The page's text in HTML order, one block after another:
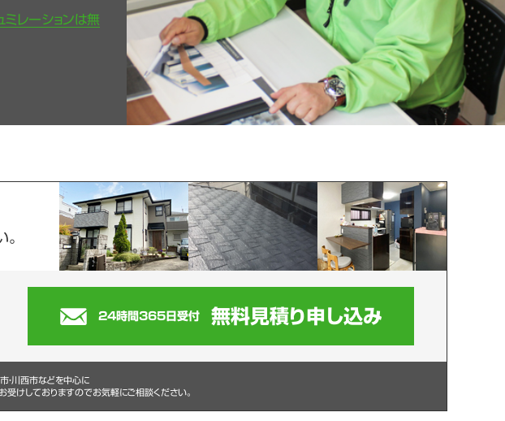
ミレーションは無
24時間365日受付 無料見積り申し込み
・川西市などを中心に
受けしておりますのでお気軽にご相談ください。